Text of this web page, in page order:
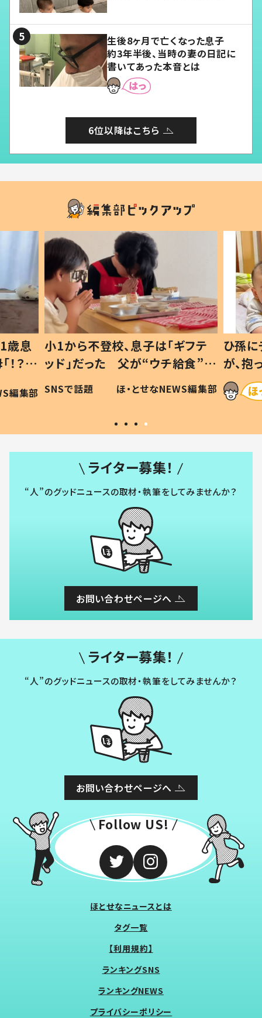
生後8ヶ月で亡くなった息子
約3年半後、当時の妻の日記に
書いてあった本音とは
6位以降はこちら
歳息
？」
編集部
小1から不登校、息子は「ギフテ
ッド」だった 父が“ウチ給食”を
作り続ける理由とは #令和の親
#令和の子
SNSで話題 ほ・とせなNEWS編集部
ひ孫
が、
「涙が
い」
ライター募集！
“人”のグッドニュースの取材・執筆をしてみませんか？
お問い合わせページへ
ライター募集！
“人”のグッドニュースの取材・執筆をしてみませんか？
お問い合わせページへ
Follow US!
ほとせなニュースとは
タグ一覧
【利用規約】
ランキングSNS
ランキングNEWS
プライバシーポリシー